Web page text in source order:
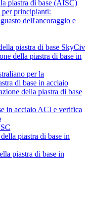
piastra di base (AISC)
principianti:
dell'ancoraggio e
piastra di base SkyCiv
della piastra di base in
per la
di base in acciaio
della piastra di base
in acciaio ACI e verifica
piastra di base in
piastra di base in